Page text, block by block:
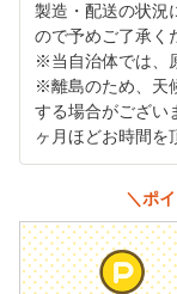
製造・配送の状況
ので予めご了承く
※当自治体では、
※離島のため、天
する場合がござい
ヶ月ほどお時間を
＼ポ